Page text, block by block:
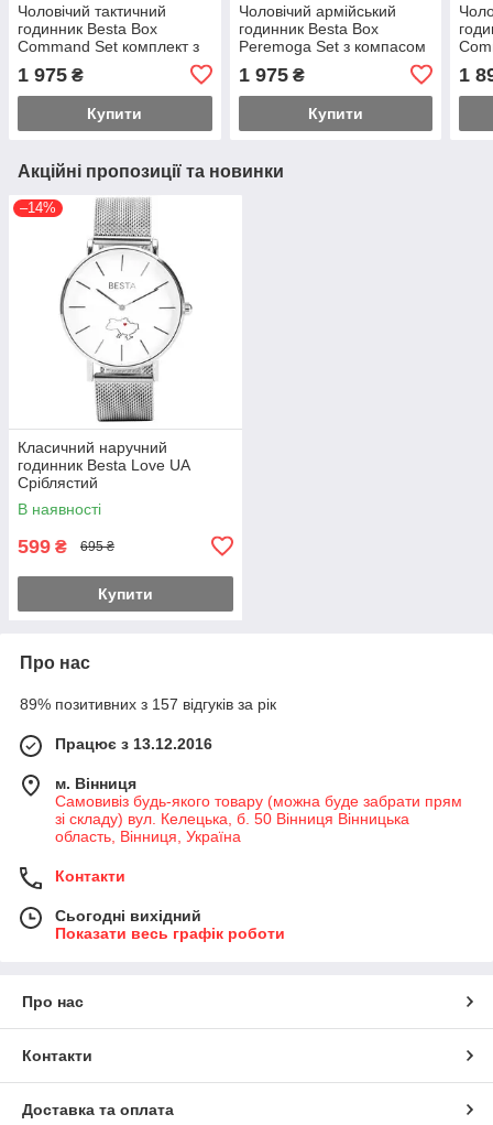
Чоловічий тактичний
годинник Besta Box
Command Set комплект з
1 975 ₴
Купити
Чоловічий армійський
годинник Besta Box
Peremoga Set з компасом
1 975₴
Купити
1
Акційні пропозиції та новинки
–14%
Класичний наручний
годинник Besta Love UA
Сріблястий
В наявності
599 ₴ 695 ₴
Купити
Про нас
89% позитивних з 157 відгуків за рік
Працює з 13.12.2016
м. Вінниця
Самовивіз будь-якого товару (можна буде забрати прям
зі складу) вул. Келецька, б. 50 Вінниця Вінницька
область, Вінниця, Україна
Контакти
Сьогодні вихідний
Показати весь графік роботи
Про нас
Контакти
Доставка та оплата